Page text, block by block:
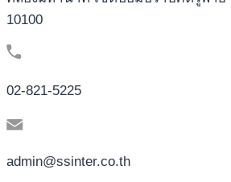
10100
02-821-5225
admin@ssinter.co.th